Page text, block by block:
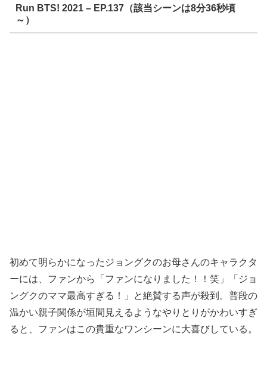
Run BTS! 2021 – EP.137（該当シーンは8分36秒頃
～）
初めて明らかになったジョングクのお母さんのキャラクタ
ーには、ファンから「ファンになりました！！笑」「ジョ
ングクのママ最高すぎる！」と絶賛する声が殺到。普段の
温かい親子関係が垣間見えるようなやりとりがかわいすぎ
ると、ファンはこの貴重なワンシーンに大喜びしている。